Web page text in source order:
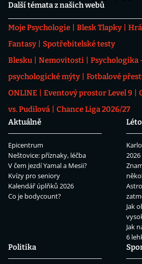
Další témata z našich webů
Moje Psychologie Blesk Tlapky
Fantasy
Spotřebitelské testy
Blesku
Nemovitosti
Psychologika
psychologické mýty
Fotbalové
ONLINE
Eventový prostor Level 9
vs. Pudilová
Chance Liga 2026/27
Aktuálně
Epicentrum
Neštovice: příznaky, léčba
V čem jezdí Yamal a Mesii?
Kvízy pro seniory
Kalendář úplňků 2026
Co je bodycount?
2026
Jak
Jak
6
Politika